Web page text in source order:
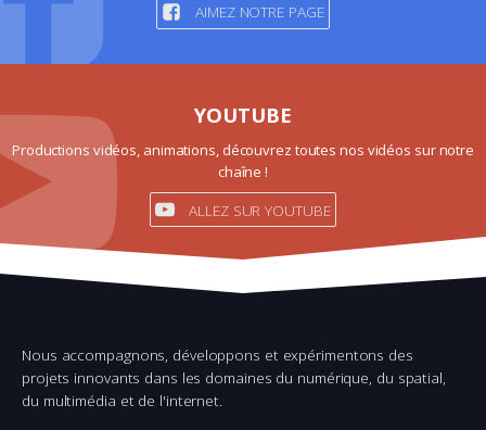
AIMEZ NOTRE PAGE
YOUTUBE
Productions vidéos, animations, découvrez toutes nos vidéos sur notre
chaîne !
ALLEZ SUR YOUTUBE
Nous accompagnons, développons et expérimentons des
projets innovants dans les domaines du numérique, du spatial,
du multimédia et de l'internet.